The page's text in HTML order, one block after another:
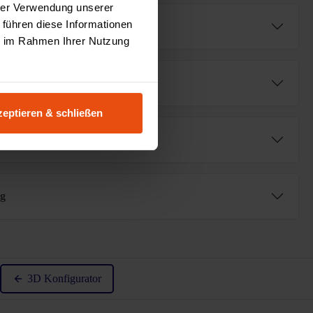
Verwendung unserer
diese Informationen
Rahmen Ihrer Nutzung
& schließen
5 von 5 Sternen
3D Konfigurator